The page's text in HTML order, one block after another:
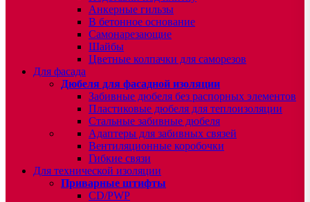
Анкерные гильзы
В бетонное основание
Самонарезающие
Шайбы
Цветные колпачки для саморезов
Для фасада
Дюбеля для фасадной изоляции
Забивные дюбеля без распорных элементов
Пластиковые дюбеля для теплоизоляции
Стальные забивные дюбеля
Адаптеры для забивных связей
Вентиляционные коробочки
Гибкие связи
Для технической изоляции
Приварные штифты
CD/PWP